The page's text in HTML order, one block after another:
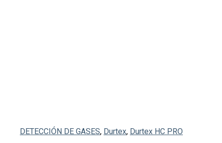
DETECCIÓN DE GASES, Durtex, Durtex HC PRO